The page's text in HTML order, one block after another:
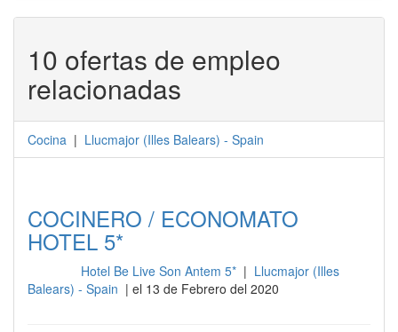
10 ofertas de empleo
relacionadas
Cocina | Llucmajor (Illes Balears) - Spain
COCINERO / ECONOMATO
HOTEL 5*
Hotel Be Live Son Antem 5* | Llucmajor (Illes
Balears) - Spain | el 13 de Febrero del 2020